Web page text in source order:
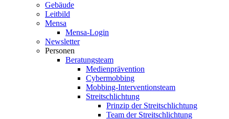
Gebäude
Leitbild
Mensa
Mensa-Login
Newsletter
Personen
Beratungsteam
Medienprävention
Cybermobbing
Mobbing-Interventionsteam
Streitschlichtung
Prinzip der Streitschlichtung
Team der Streitschlichtung